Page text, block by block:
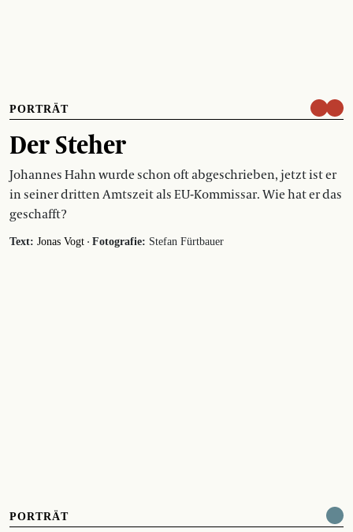
PORTRÄT
Der Steher
Johannes Hahn wurde schon oft abgeschrieben, jetzt ist er
in seiner dritten Amtszeit als EU-Kommissar. Wie hat er das
geschafft?
Text: Jonas Vogt · Fotografie: Stefan Fürtbauer
PORTRÄT